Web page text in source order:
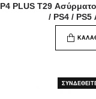
P4 PLUS T29
/ PS4 / PS5